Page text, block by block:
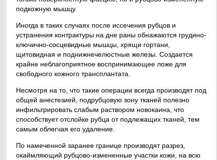
подкожную мышцу.
Иногда в таких случаях после иссечения рубцов и
устранения контрактуры на дне раны обнажаются грудино-
ключично-сосцевидные мышцы, хрящи гортани,
щитовидная и поднижнечелюстные железы. Создается
крайне неблагоприятное воспринимающее ложе для
свободного кожного трансплантата.
Несмотря на то, что такие операции всегда производят под
общей анестезией, подрубцовую зону тканей полезно
инфильтрировать слабым раствором новокаина, что
способствует отслойке рубца от подлежащих тканей, тем
самым облегчая его удаление.
По намеченной заранее границе производят разрез,
окаймляющий рубцово-измененные участки кожи, на всю